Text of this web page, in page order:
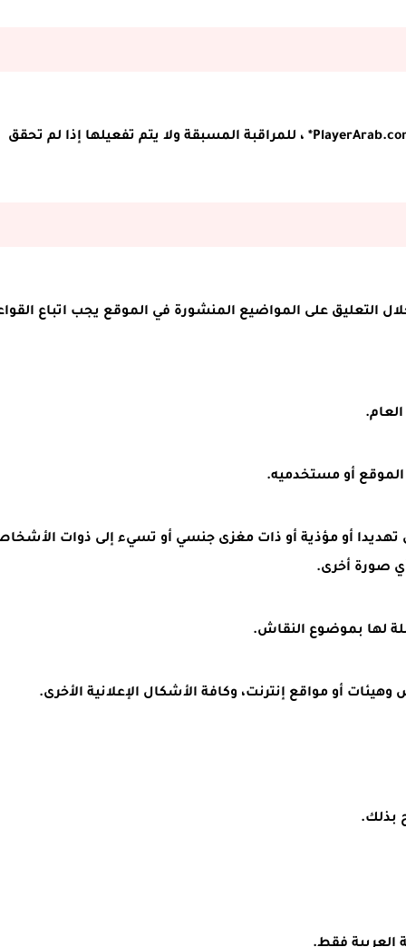
تخضع خدمة التعليق والمشاركة على الأخبار في موقع *PlayerArab.com* ، للمراقبة المسبقة ولا يتم تفعيلها إذا لم تحقق
التعليق على المواضيع المنشورة في الموقع يجب اتباع
أو مستخدميه.
أو مؤذية أو ذات مغزى جنسي أو تسيء إلى ذوات
صورة أخرى.
لها بموضوع النقاش.
أو مواقع إنترنت، وكافة الأشكال الإعلانية الأخرى.
بذلك.